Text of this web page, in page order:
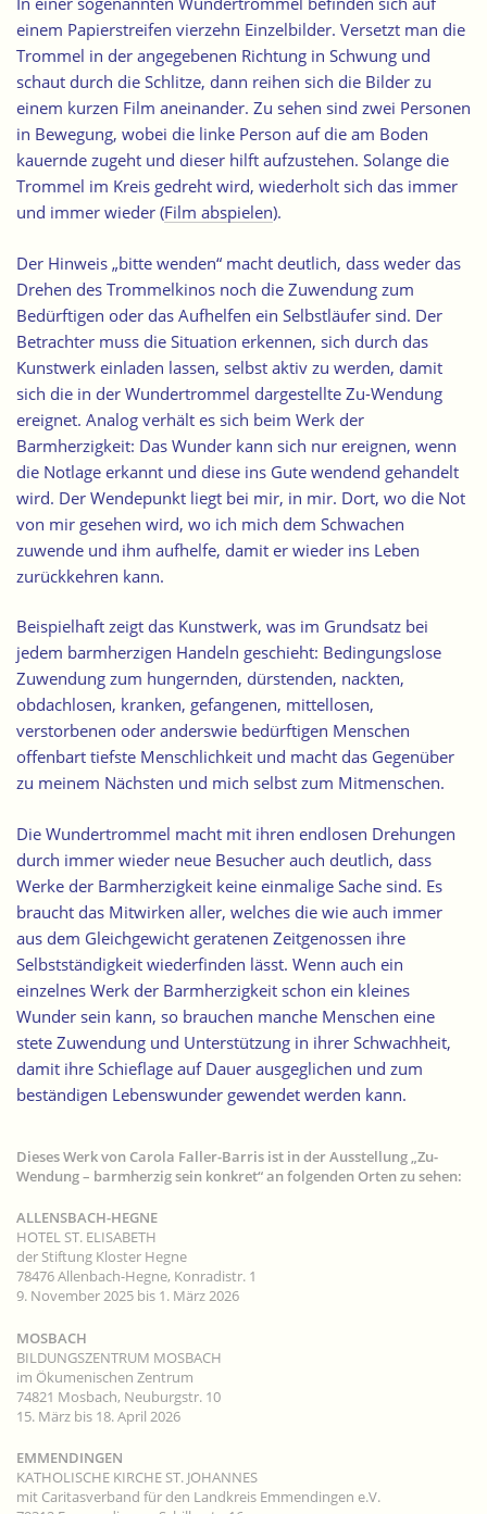
einem Papierstreifen vierzehn Einzelbilder. Versetzt man die
Trommel in der angegebenen Richtung in Schwung und
schaut durch die Schlitze, dann reihen sich die Bilder zu
einem kurzen Film aneinander. Zu sehen sind zwei Personen
in Bewegung, wobei die linke Person auf die am Boden
kauernde zugeht und dieser hilft aufzustehen. Solange die
Trommel im Kreis gedreht wird, wiederholt sich das immer
und immer wieder (Film abspielen).
Der Hinweis „bitte wenden“ macht deutlich, dass weder das
Drehen des Trommelkinos noch die Zuwendung zum
Bedürftigen oder das Aufhelfen ein Selbstläufer sind. Der
Betrachter muss die Situation erkennen, sich durch das
Kunstwerk einladen lassen, selbst aktiv zu werden, damit
sich die in der Wundertrommel dargestellte Zu-Wendung
ereignet. Analog verhält es sich beim Werk der
Barmherzigkeit: Das Wunder kann sich nur ereignen, wenn
die Notlage erkannt und diese ins Gute wendend gehandelt
wird. Der Wendepunkt liegt bei mir, in mir. Dort, wo die Not
von mir gesehen wird, wo ich mich dem Schwachen
zuwende und ihm aufhelfe, damit er wieder ins Leben
zurückkehren kann.
Beispielhaft zeigt das Kunstwerk, was im Grundsatz bei
jedem barmherzigen Handeln geschieht: Bedingungslose
Zuwendung zum hungernden, dürstenden, nackten,
obdachlosen, kranken, gefangenen, mittellosen,
verstorbenen oder anderswie bedürftigen Menschen
offenbart tiefste Menschlichkeit und macht das Gegenüber
zu meinem Nächsten und mich selbst zum Mitmenschen.
Die Wundertrommel macht mit ihren endlosen Drehungen
durch immer wieder neue Besucher auch deutlich, dass
Werke der Barmherzigkeit keine einmalige Sache sind. Es
braucht das Mitwirken aller, welches die wie auch immer
aus dem Gleichgewicht geratenen Zeitgenossen ihre
Selbstständigkeit wiederfinden lässt. Wenn auch ein
einzelnes Werk der Barmherzigkeit schon ein kleines
Wunder sein kann, so brauchen manche Menschen eine
stete Zuwendung und Unterstützung in ihrer Schwachheit,
damit ihre Schieflage auf Dauer ausgeglichen und zum
beständigen Lebenswunder gewendet werden kann.
Dieses Werk von Carola Faller-Barris ist in der Ausstellung „Zu-
Wendung – barmherzig sein konkret“ an folgenden Orten zu sehen:
ALLENSBACH-HEGNE
HOTEL ST. ELISABETH
der Stiftung Kloster Hegne
78476 Allenbach-Hegne, Konradistr. 1
9. November 2025 bis 1. März 2026
MOSBACH
BILDUNGSZENTRUM MOSBACH
im Ökumenischen Zentrum
74821 Mosbach, Neuburgstr. 10
15. März bis 18. April 2026
EMMENDINGEN
KATHOLISCHE KIRCHE ST. JOHANNES
mit Caritasverband für den Landkreis Emmendingen e.V.